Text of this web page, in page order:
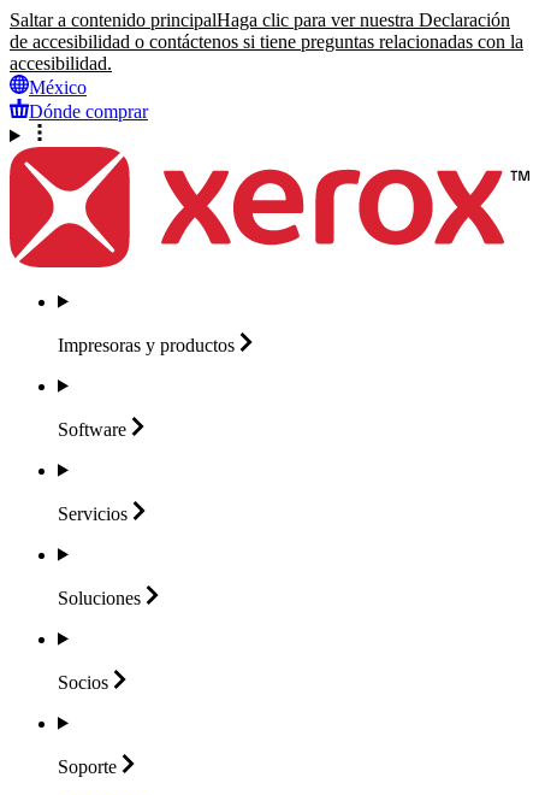
Saltar a contenido principalHaga clic para ver nuestra Declaración
de accesibilidad o contáctenos si tiene preguntas relacionadas con la
accesibilidad.
México
Dónde comprar
Impresoras y productos
Software
Servicios
Soluciones
Socios
Soporte